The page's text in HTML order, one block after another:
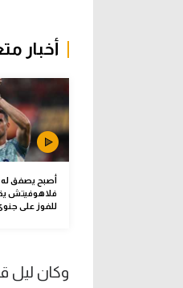
أخبار
أصبح يصفق له
فلاهوفيتش
للفوز على
وكان ليل قد تعاقد مع